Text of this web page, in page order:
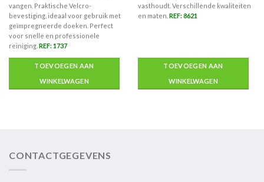
vangen. Praktische Velcro-
bevestiging, ideaal voor gebruik met
geïmpregneerde doeken. Perfect
voor snelle en professionele
reiniging. REF: 1737
TOEVOEGEN AAN
WINKELWAGEN
vasthoudt. Verschillende kwaliteiten
en maten. REF: 8621
TOEVOEGEN AAN
WINKELWAGEN
CONTACTGEGEVENS